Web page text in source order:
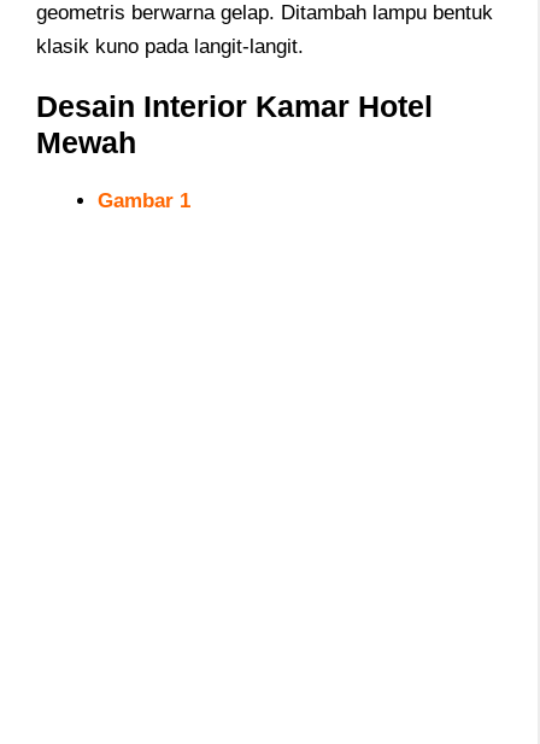
geometris berwarna gelap. Ditambah lampu bentuk
klasik kuno pada langit-langit.
Desain Interior Kamar Hotel
Mewah
Gambar 1